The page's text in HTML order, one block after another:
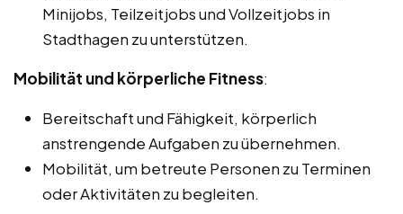
Minijobs, Teilzeitjobs und Vollzeitjobs in
Stadthagen zu unterstützen.
Mobilität und körperliche Fitness:
Bereitschaft und Fähigkeit, körperlich
anstrengende Aufgaben zu übernehmen.
Mobilität, um betreute Personen zu Terminen
oder Aktivitäten zu begleiten.